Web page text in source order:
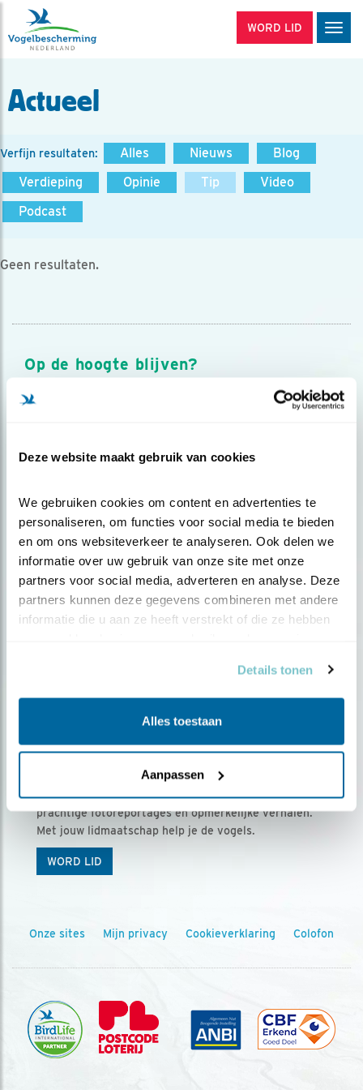
Deze website maakt gebruik van cookies
We gebruiken cookies om content en advertenties te
personaliseren, om functies voor social media te bieden
en om ons websiteverkeer te analyseren. Ook delen we
informatie over uw gebruik van onze site met onze
partners voor social media, adverteren en analyse. Deze
partners kunnen deze gegevens combineren met andere
informatie die u aan ze heeft verstrekt of die ze hebben
Details tonen
Alles toestaan
Aanpassen
WORD LID
Actueel
Verfijn resultaten: Alles Nieuws
Blog
Verdieping
Opinie Tip
Video
Podcast
Geen resultaten.
Op de hoogte blijven?
Meld je aan en ontvang nieuws, inspiratie, acties en tips
over vogels en activiteiten van Vogelbescherming.
Ontvang 5 x Vogels voor € 36,00 per jaar
Vogels is het tijdschrift voor onze leden, met
prachtige fotoreportages en opmerkelijke verhalen.
Met jouw lidmaatschap help je de vogels.
WORD LID
Onze sites Mijn privacy Cookieverklaring Colofon